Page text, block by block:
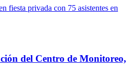
del Centro de Monitoreo,